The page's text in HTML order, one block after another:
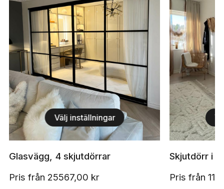
Välj inställningar
Glasvägg, 4 skjutdörrar
Pris från 25567,00 kr
Skjutdörr i
Pris från